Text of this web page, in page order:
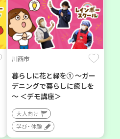
川西市
暮らしに花と緑を① ～ガー
デニングで暮らしに癒しを
～ ＜デモ講座＞
大人向け
学び・体験